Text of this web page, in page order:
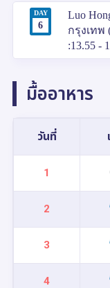
DAY
6
Luo
กรุงเท
:13.55 -
มื้ออาหาร
วันที่
1
2
3
4